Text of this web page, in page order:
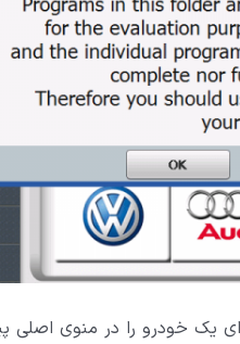
یک خودرو را در منوی اصلی